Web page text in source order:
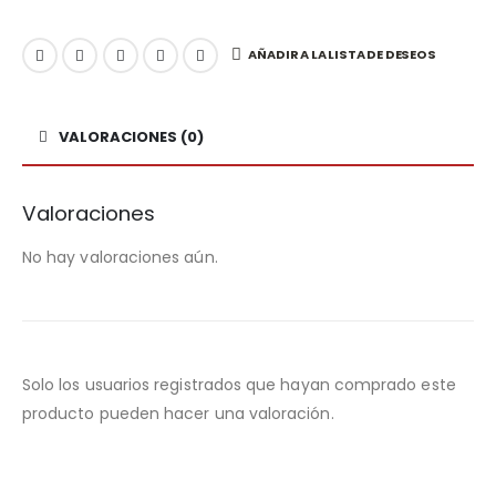
AÑADIR A LA LISTA DE DESEOS
VALORACIONES (0)
Valoraciones
No hay valoraciones aún.
Solo los usuarios registrados que hayan comprado este
producto pueden hacer una valoración.